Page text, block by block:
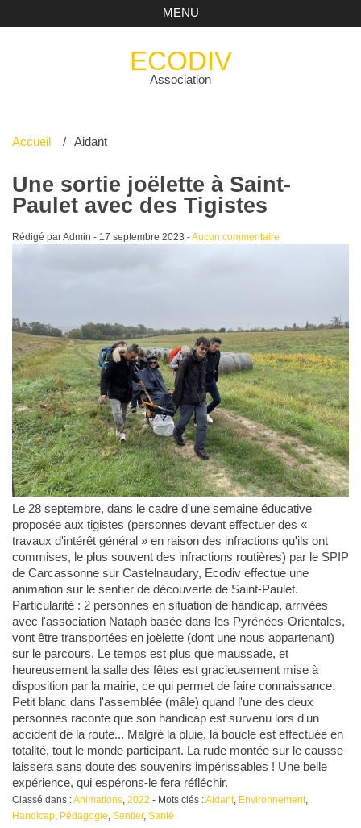
ECODIV
Association
MENU
Accueil Aidant
Une sortie joëlette à Saint-
Paulet avec des Tigistes
Rédigé par Admin - 17 septembre 2023 -Aucun commentaire
Le 28 septembre, dans le cadre d'une semaine éducative
proposée aux tigistes (personnes devant effectuer des «
travaux d'intérêt général » en raison des infractions qu'ils ont
commises, le plus souvent des infractions routières) par le SPIP
de Carcassonne sur Castelnaudary, Ecodiv effectue une
animation sur le sentier de découverte de Saint-Paulet.
Particularité : 2 personnes en situation de handicap, arrivées
avec l'association Nataph basée dans les Pyrénées-Orientales,
vont être transportées en joëlette (dont une nous appartenant)
sur le parcours. Le temps est plus que maussade, et
heureusement la salle des fêtes est gracieusement mise à
disposition par la mairie, ce qui permet de faire connaissance.
Petit blanc dans l'assemblée (mâle) quand l'une des deux
personnes raconte que son handicap est survenu lors d'un
accident de la route... Malgré la pluie, la boucle est effectuée en
totalité, tout le monde participant. La rude montée sur le causse
laissera sans doute des souvenirs impérissables ! Une belle
expérience, qui espérons-le fera réfléchir.
Classé dans :Animations, 2022 - Mots clés :Aidant, Environnement,
Handicap, Pédagogie, Sentier, Santé